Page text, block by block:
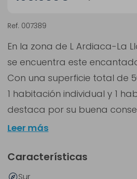
Ref. 007389
En la zona de L Ardiaca-La
se encuentra este
Con una superficie total de
1 habitación individual y 1
destaca por su buena
Leer más
Características